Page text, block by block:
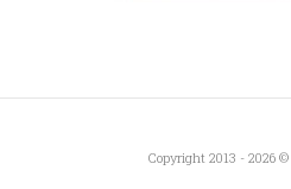
Copyright 2013 - 2026 ©